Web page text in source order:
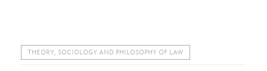
THEORY, SOCIOLOGY AND PHILOSOPHY OF LAW